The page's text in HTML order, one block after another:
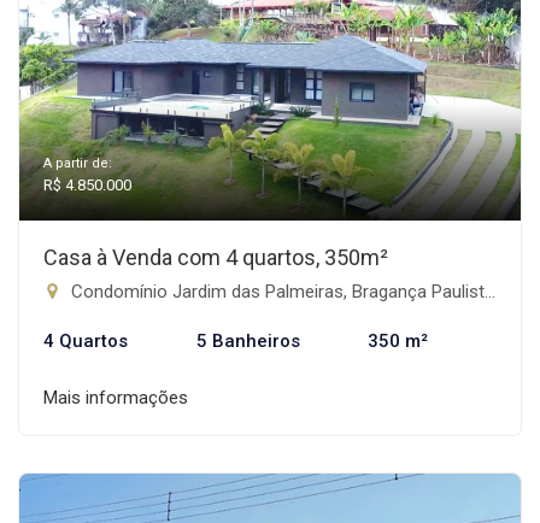
A partir de:
R$ 4.850.000
Casa à Venda com 4 quartos, 350m²
Condomínio Jardim das Palmeiras, Bragança Paulista-SP
4 Quartos 5 Banheiros 350 m²
Mais informações